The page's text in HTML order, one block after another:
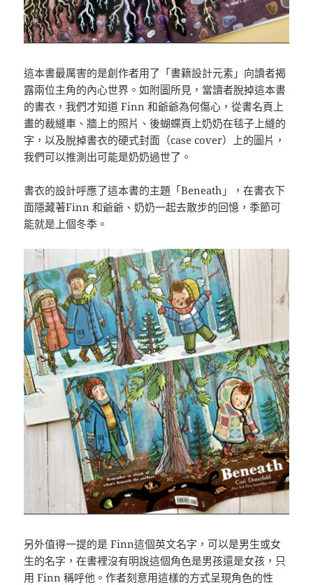
這本書最厲害的是創作者用了「書籍設計元素」向讀者揭
露兩位主角的內心世界。如附圖所見，當讀者脫掉這本書
的書衣，我們才知道 Finn 和爺爺為何傷心，從書名頁上
畫的裁縫車、牆上的照片、後蝴蝶頁上奶奶在毯子上縫的
字，以及脫掉書衣的硬式封面（case cover）上的圖片，
我們可以推測出可能是奶奶過世了。
書衣的設計呼應了這本書的主題「Beneath」，在書衣下
面隱藏著Finn 和爺爺、奶奶一起去散步的回憶，季節可
能就是上個冬季。
另外值得一提的是 Finn這個英文名字，可以是男生或女
生的名字，在書裡沒有明說這個角色是男孩還是女孩，只
用 Finn 稱呼他。作者刻意用這樣的方式呈現角色的性